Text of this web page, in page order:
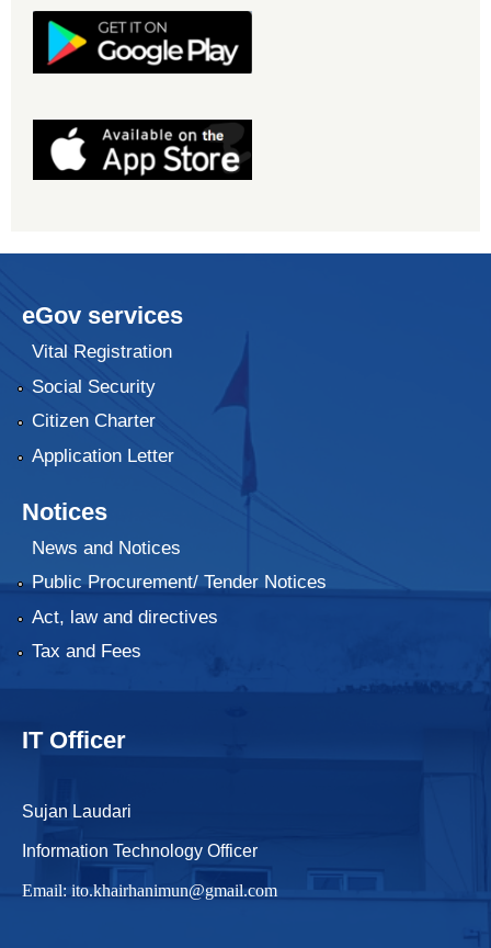
eGov services
Vital Registration
Social Security
Citizen Charter
Application Letter
Notices
News and Notices
Public Procurement/ Tender Notices
Act, law and directives
Tax and Fees
IT Officer
Sujan Laudari
Information Technology Officer
Email: ito.khairhanimun@gmail.com